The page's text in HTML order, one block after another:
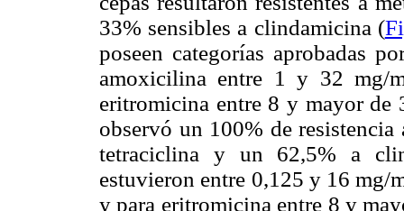
33% sensibles a clindamicina (
poseen categorías aprobadas
amoxicilina entre 1 y 32 mg/
eritromicina entre 8 y mayor
observó un 100% de
tetraciclina y un 62,5% a
estuvieron entre 0,125 y 16
y para eritromicina entre 8 y